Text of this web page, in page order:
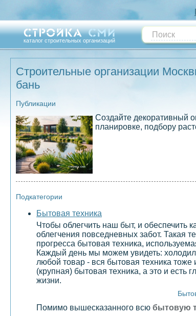
каталог строительных организаций
Строительные организации
бань
Публикации
Создайте декоративный
планировке, подбору
Подкатегории
Бытовая техника
Чтобы облегчить наш быт, и
облегчения повседневных забот. Такая
прогресса бытовая техника,
Каждый день мы можем увидеть:
любой товар - вся бытовая техника
(крупная) бытовая техника, а это и есть
жизни.
Помимо вышесказанного всю бытовую